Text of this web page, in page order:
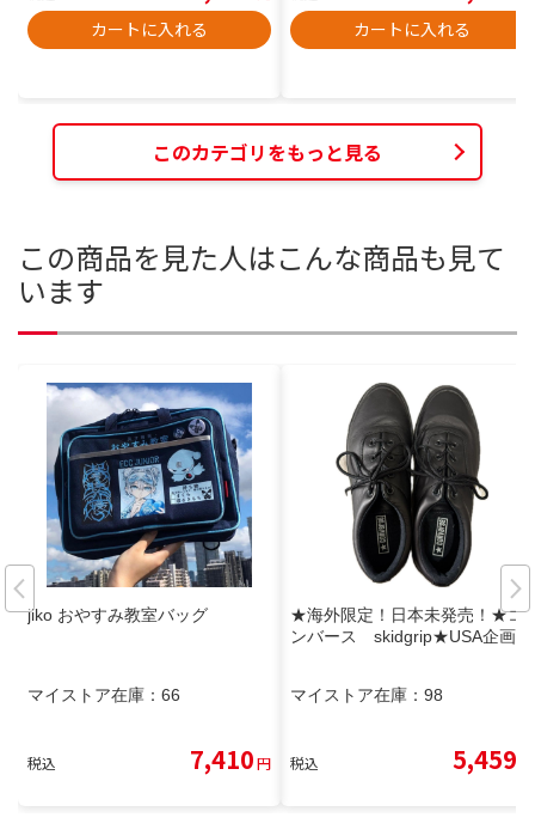
カートに入れる カートに入れる
このカテゴリをもっと見る
この商品を見た人はこんな商品も見て
います
jiko おやすみ教室バッグ
マイストア在庫： 66
税込 7,410円
★海外限定！日本未発売！★コ
ンバース skidgrip★USA企画
マイストア在庫： 98
税込 5,459